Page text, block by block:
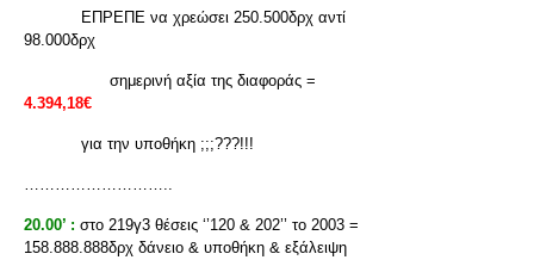
ΕΠΡΕΠΕ να χρεώσει 250.500δρχ αντί
98.000δρχ
σημερινή αξία της διαφοράς =
4.394,18€
για την υποθήκη ;;;???!!!
………………………..
20.00’ : στο 219γ3 θέσεις ‘’120 & 202’’ το 2003 =
158.888.888δρχ δάνειο & υποθήκη & εξάλειψη